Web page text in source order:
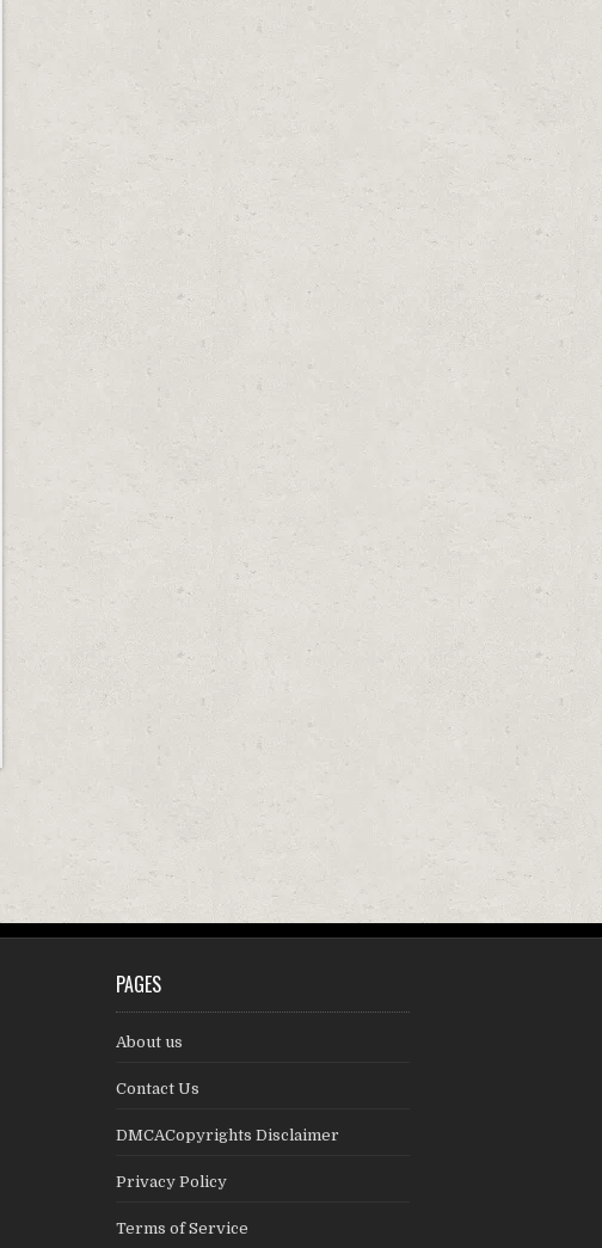
PAGES
About us
Contact Us
DMCACopyrights Disclaimer
Privacy Policy
Terms of Service